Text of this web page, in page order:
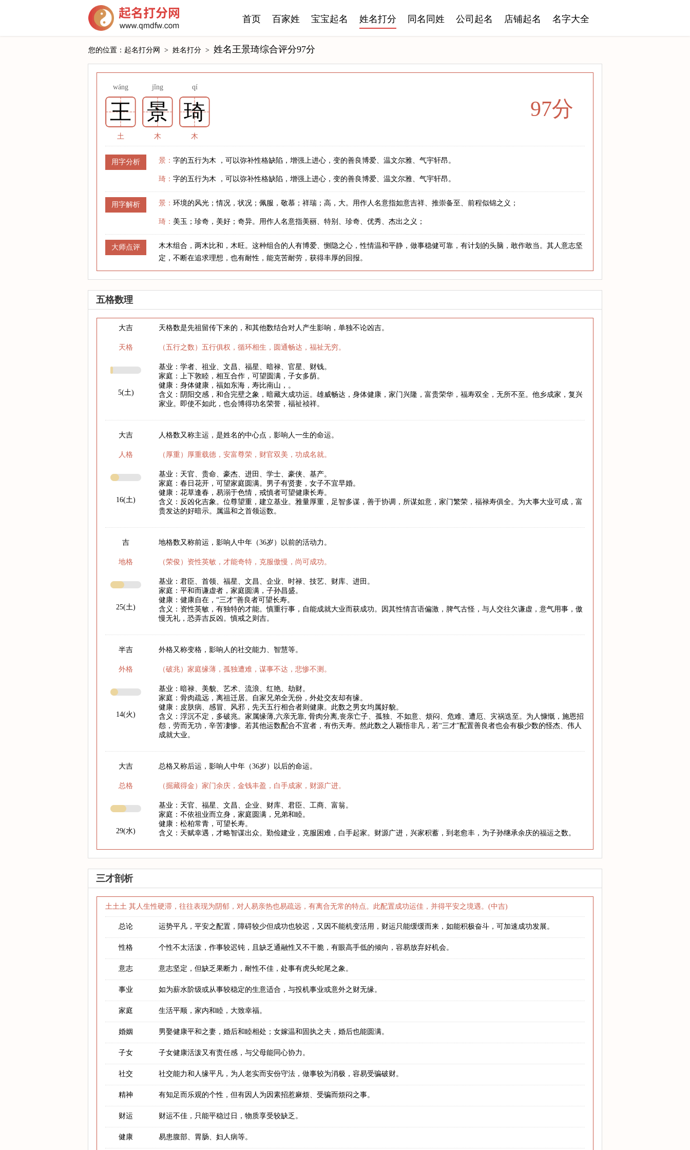
首页 百家姓 宝宝起名 姓名打分 同名同姓 公司起名 店铺起名 名字大全
您的位置： 起名打分网 > 姓名打分 > 姓名王景琦综合评分97分
wáng jǐng qí
王 景 琦
土 木 木
97分
用字分析 景： 字的五行为木 ，可以弥补性格缺陷，增强上进心，变的善良博爱、温文尔雅、气宇轩昂。
琦： 字的五行为木 ，可以弥补性格缺陷，增强上进心，变的善良博爱、温文尔雅、气宇轩昂。
用字解析 景： 环境的风光；情况，状况；佩服，敬慕；祥瑞；高，大。用作人名意指如意吉祥、推崇备至、前程似锦之义；
琦： 美玉；珍奇，美好；奇异。用作人名意指美丽、特别、珍奇、优秀、杰出之义；
大师点评
木木组合，两木比和，木旺。这种组合的人有博爱、恻隐之心，性情温和平静，做事稳健可靠，有计划的头脑，敢作敢当。其人意志坚
定，不断在追求理想，也有耐性，能克苦耐劳，获得丰厚的回报。
五格数理
大吉
天格
5(土)
天格数是先祖留传下来的，和其他数结合对人产生影响，单独不论凶吉。
（五行之数）五行俱权，循环相生，圆通畅达，福祉无穷。
基业：学者、祖业、文昌、福星、暗禄、官星、财钱。
家庭：上下敦睦，相互合作，可望圆满，子女多荫。
健康：身体健康，福如东海，寿比南山，。
含义：阴阳交感，和合完壁之象，暗藏大成功运。雄威畅达，身体健康，家门兴隆，富贵荣华，福寿双全，无所不至。他乡成家，复兴
家业。即使不如此，也会博得功名荣誉，福祉祯祥。
大吉
人格
16(土)
人格数又称主运，是姓名的中心点，影响人一生的命运。
（厚重）厚重载德，安富尊荣，财官双美，功成名就。
基业：天官、贵命、豪杰、进田、学士、豪侠、基产。
家庭：春日花开，可望家庭圆满。男子有贤妻，女子不宜早婚。
健康：花草逢春，易溺于色情，戒慎者可望健康长寿。
含义：反凶化吉象。位尊望重，建立基业。雅量厚重，足智多谋，善于协调，所谋如意，家门繁荣，福禄寿俱全。为大事大业可成，富
贵发达的好暗示。属温和之首领运数。
吉
地格
25(土)
地格数又称前运，影响人中年（36岁）以前的活动力。
（荣俊）资性英敏，才能奇特，克服傲慢，尚可成功。
基业：君臣、首领、福星、文昌、企业、时禄、技艺、财库、进田。
家庭：平和而谦虚者，家庭圆满，子孙昌盛。
健康：健康自在，“三才”善良者可望长寿。
含义：资性英敏，有独特的才能。慎重行事，自能成就大业而获成功。因其性情言语偏激，脾气古怪，与人交往欠谦虚，意气用事，傲
慢无礼，恐弄吉反凶。慎戒之则吉。
半吉
外格
14(火)
外格又称变格，影响人的社交能力、智慧等。
（破兆）家庭缘薄，孤独遭难，谋事不达，悲惨不测。
基业：暗禄、美貌、艺术、流浪、红艳、劫财。
家庭：骨肉疏远，离祖迁居。自家兄弟全无份，外处交友却有缘。
健康：皮肤病、感冒、风邪，先天五行相合者则健康。此数之男女均属好貌。
含义：浮沉不定，多破兆。家属缘薄,六亲无靠, 骨肉分离,丧亲亡子、孤独、不如意、烦闷、危难、遭厄、灾祸迭至。为人慷慨，施恩招
怨，劳而无功，辛苦凄惨。若其他运数配合不宜者，有伤天寿。然此数之人颖悟非凡，若“三才”配置善良者也会有极少数的怪杰、伟人
成就大业。
大吉
总格
29(水)
总格又称后运，影响人中年（36岁）以后的命运。
（掘藏得金）家门余庆，金钱丰盈，白手成家，财源广进。
基业：天官、福星、文昌、企业、财库、君臣、工商、富翁。
家庭：不依祖业而立身，家庭圆满，兄弟和睦。
健康：松柏常青，可望长寿。
含义：天赋幸遇，才略智谋出众。勤俭建业，克服困难，白手起家。财源广进，兴家积蓄，到老愈丰，为子孙继承余庆的福运之数。
三才剖析
土土土 其人生性硬滞，往往表现为阴郁，对人易亲热也易疏远，有离合无常的特点。此配置成功运佳，并得平安之境遇。(中吉)
总论 运势平凡，平安之配置，障碍较少但成功也较迟，又因不能机变活用，财运只能缓缓而来，如能积极奋斗，可加速成功发展。
性格 个性不太活泼，作事较迟钝，且缺乏通融性又不干脆，有眼高手低的倾向，容易放弃好机会。
意志 意志坚定，但缺乏果断力，耐性不佳，处事有虎头蛇尾之象。
事业 如为薪水阶级或从事较稳定的生意适合，与投机事业或意外之财无缘。
家庭 生活平顺，家内和睦，大致幸福。
婚姻 男娶健康平和之妻，婚后和睦相处；女嫁温和固执之夫，婚后也能圆满。
子女 子女健康活泼又有责任感，与父母能同心协力。
社交 社交能力和人缘平凡，为人老实而安份守法，做事较为消极，容易受骗破财。
精神 有知足而乐观的个性，但有因人为因素招惹麻烦、受骗而烦闷之事。
财运 财运不佳，只能平稳过日，物质享受较缺乏。
健康 易患腹部、胃肠、妇人病等。